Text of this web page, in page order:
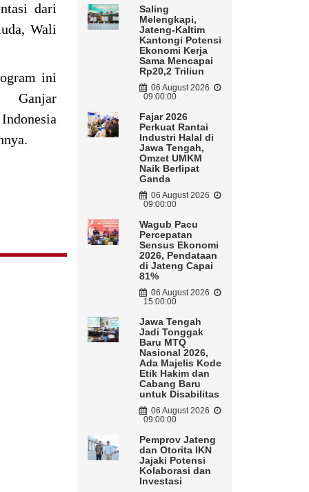
dari
Wali
ini
Ganjar
Saling
Melengkapi,
Jateng-Kaltim
Kantongi Potensi
Ekonomi Kerja
Sama Mencapai
Rp20,2 Triliun
06 August 2026
09:00:00
Fajar 2026
Perkuat Rantai
Industri Halal di
Jawa Tengah,
Omzet UMKM
Naik Berlipat
Ganda
06 August 2026
09:00:00
Wagub Pacu
Percepatan
Sensus Ekonomi
2026, Pendataan
di Jateng Capai
81%
06 August 2026
15:00:00
Jawa Tengah
Jadi Tonggak
Baru MTQ
Nasional 2026,
Ada Majelis Kode
Etik Hakim dan
Cabang Baru
untuk Disabilitas
06 August 2026
09:00:00
Pemprov Jateng
dan Otorita IKN
Jajaki Potensi
Kolaborasi dan
Investasi